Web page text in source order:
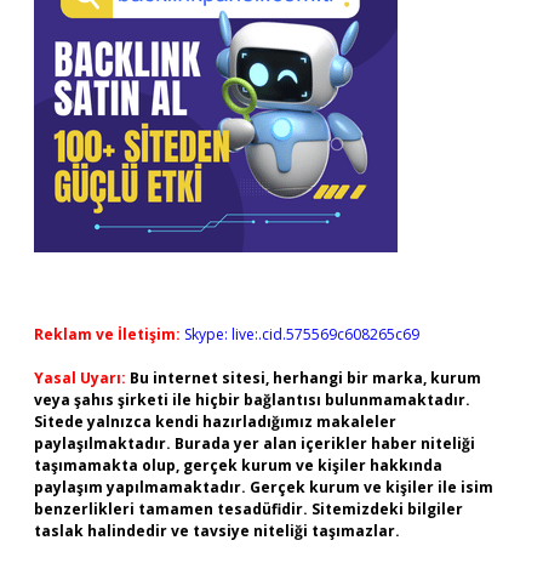
Reklam ve İletişim: Skype: live:.cid.575569c608265c69
Yasal Uyarı: Bu internet sitesi, herhangi bir marka, kurum
veya şahıs şirketi ile hiçbir bağlantısı bulunmamaktadır.
Sitede yalnızca kendi hazırladığımız makaleler
paylaşılmaktadır. Burada yer alan içerikler haber niteliği
taşımamakta olup, gerçek kurum ve kişiler hakkında
paylaşım yapılmamaktadır. Gerçek kurum ve kişiler ile isim
benzerlikleri tamamen tesadüfidir. Sitemizdeki bilgiler
taslak halindedir ve tavsiye niteliği taşımazlar.